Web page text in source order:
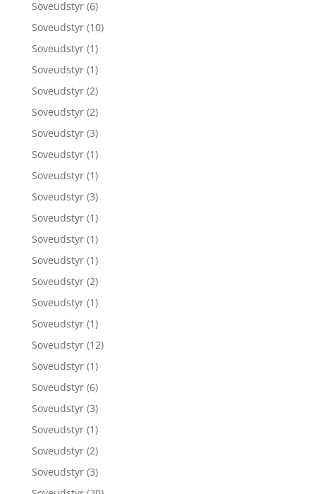
Soveudstyr (6)
Soveudstyr (10)
Soveudstyr (1)
Soveudstyr (1)
Soveudstyr (2)
Soveudstyr (2)
Soveudstyr (3)
Soveudstyr (1)
Soveudstyr (1)
Soveudstyr (3)
Soveudstyr (1)
Soveudstyr (1)
Soveudstyr (1)
Soveudstyr (2)
Soveudstyr (1)
Soveudstyr (1)
Soveudstyr (12)
Soveudstyr (1)
Soveudstyr (6)
Soveudstyr (3)
Soveudstyr (1)
Soveudstyr (2)
Soveudstyr (3)